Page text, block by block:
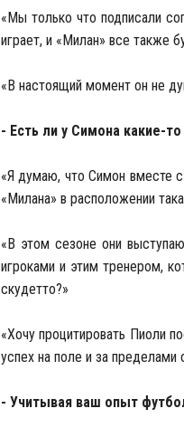
«Мы только что подписали
играет, и «Милан» все также
«В настоящий момент он не
- Есть ли у Симона какие-
«Я думаю, что Симон вместе
«Милана» в расположении
«В этом сезоне они
игроками и этим тренером,
скудетто?»
«Хочу процитировать Пиоли
успех на поле и за
- Учитывая ваш опыт